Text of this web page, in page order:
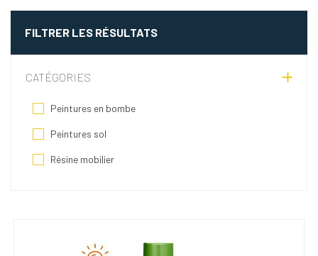
FILTRER LES RÉSULTATS
CATÉGORIES
Peintures en bombe
Peintures sol
Résine mobilier